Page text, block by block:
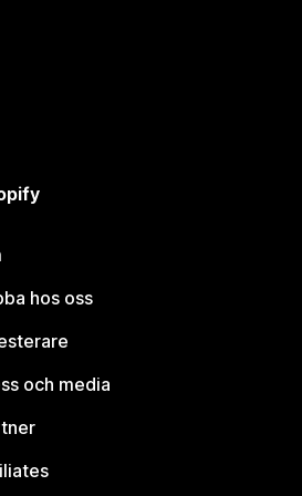
hos oss
och media